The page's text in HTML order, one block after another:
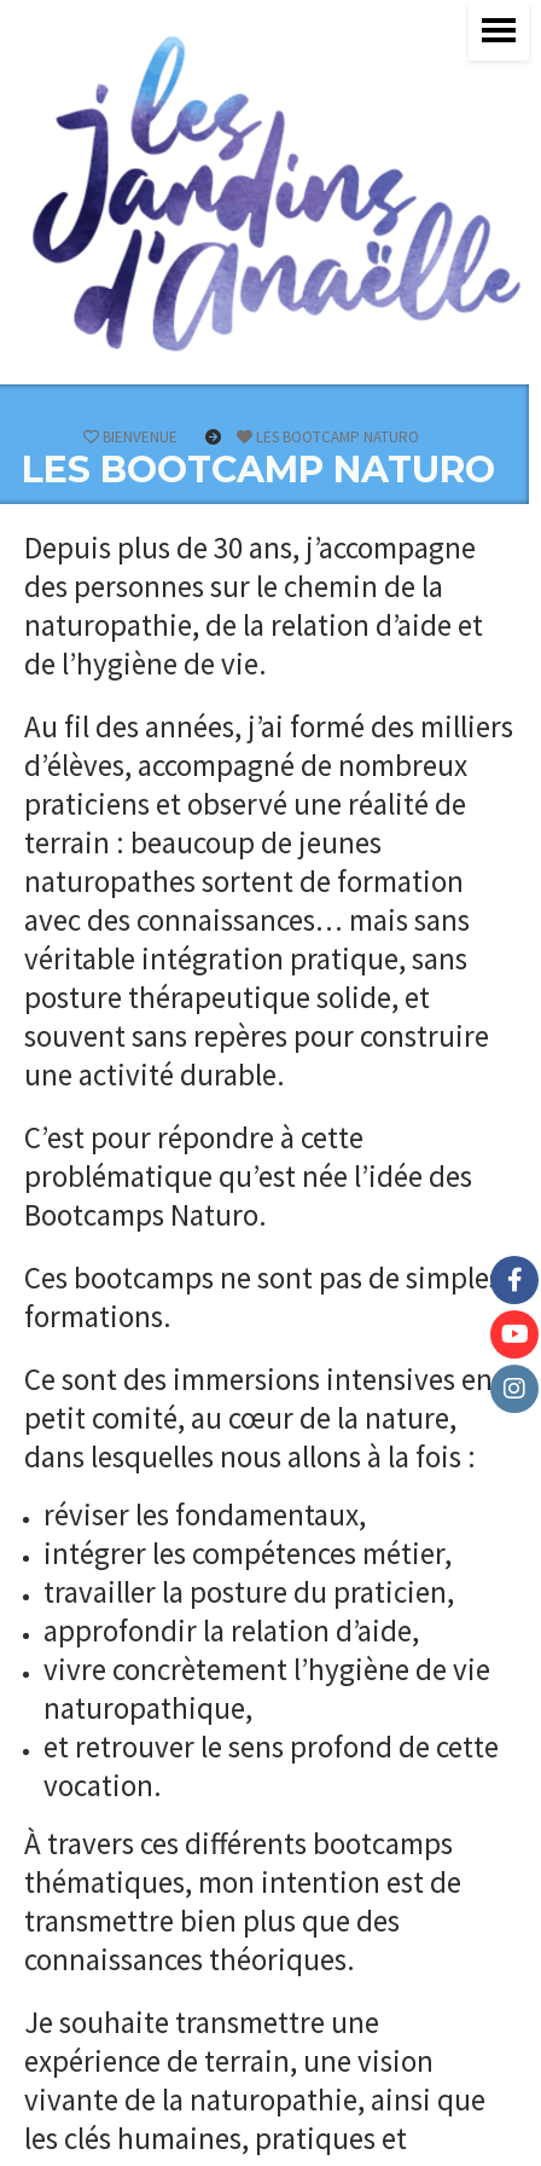
BIENVENUE LES BOOTCAMP NATURO
LES BOOTCAMP NATURO
Depuis plus de 30 ans, j’accompagne
des personnes sur le chemin de la
naturopathie, de la relation d’aide et
de l’hygiène de vie.
Au fil des années, j’ai formé des milliers
d’élèves, accompagné de nombreux
praticiens et observé une réalité de
terrain : beaucoup de jeunes
naturopathes sortent de formation
avec des connaissances… mais sans
véritable intégration pratique, sans
posture thérapeutique solide, et
souvent sans repères pour construire
une activité durable.
C’est pour répondre à cette
problématique qu’est née l’idée des
Bootcamps Naturo.
Ces bootcamps ne sont pas de simples
formations.
Ce sont des immersions intensives en
petit comité, au cœur de la nature,
dans lesquelles nous allons à la fois :
réviser les fondamentaux,
intégrer les compétences métier,
travailler la posture du praticien,
approfondir la relation d’aide,
vivre concrètement l’hygiène de vie
naturopathique,
et retrouver le sens profond de cette
vocation.
À travers ces différents bootcamps
thématiques, mon intention est de
transmettre bien plus que des
connaissances théoriques.
Je souhaite transmettre une
expérience de terrain, une vision
vivante de la naturopathie, ainsi que
les clés humaines, pratiques et